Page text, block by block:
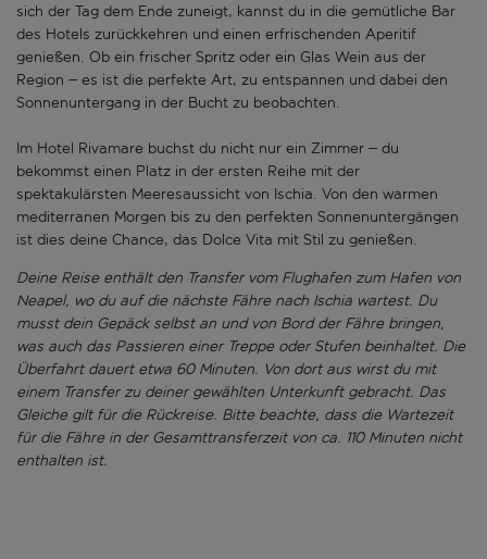
sich der Tag dem Ende zuneigt, kannst du in die gemütliche Bar
des Hotels zurückkehren und einen erfrischenden Aperitif
genießen. Ob ein frischer Spritz oder ein Glas Wein aus der
Region – es ist die perfekte Art, zu entspannen und dabei den
Sonnenuntergang in der Bucht zu beobachten.
Im Hotel Rivamare buchst du nicht nur ein Zimmer – du
bekommst einen Platz in der ersten Reihe mit der
spektakulärsten Meeresaussicht von Ischia. Von den warmen
mediterranen Morgen bis zu den perfekten Sonnenuntergängen
ist dies deine Chance, das Dolce Vita mit Stil zu genießen.
Deine Reise enthält den Transfer vom Flughafen zum Hafen von
Neapel, wo du auf die nächste Fähre nach Ischia wartest. Du
musst dein Gepäck selbst an und von Bord der Fähre bringen,
was auch das Passieren einer Treppe oder Stufen beinhaltet. Die
Überfahrt dauert etwa 60 Minuten. Von dort aus wirst du mit
einem Transfer zu deiner gewählten Unterkunft gebracht. Das
Gleiche gilt für die Rückreise. Bitte beachte, dass die Wartezeit
für die Fähre in der Gesamttransferzeit von ca. 110 Minuten nicht
enthalten ist.